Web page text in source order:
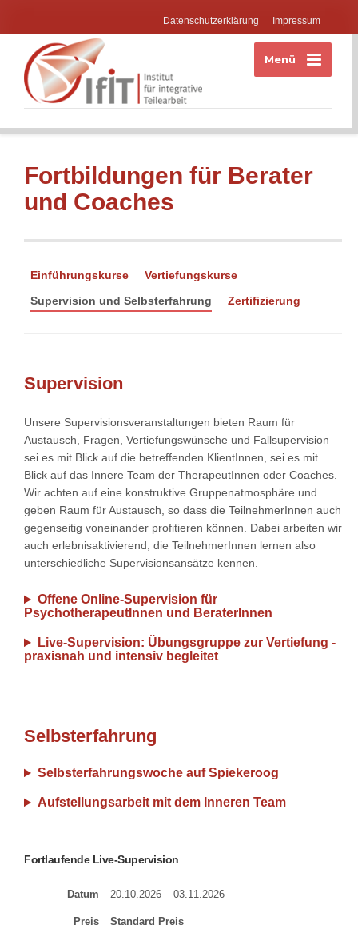
Datenschutzerklärung Impressum
Menü
Fortbildungen für Berater
und Coaches
Einführungskurse
Vertiefungskurse
Supervision und Selbsterfahrung
Zertifizierung
Supervision
Unsere Supervisionsveranstaltungen bieten Raum für
Austausch, Fragen, Vertiefungswünsche und Fallsupervision –
sei es mit Blick auf die betreffenden KlientInnen, sei es mit
Blick auf das Innere Team der TherapeutInnen oder Coaches.
Wir achten auf eine konstruktive Gruppenatmosphäre und
geben Raum für Austausch, so dass die TeilnehmerInnen auch
gegenseitig voneinander profitieren können. Dabei arbeiten wir
auch erlebnisaktivierend, die TeilnehmerInnen lernen also
unterschiedliche Supervisionsansätze kennen.
Offene Online-Supervision für
PsychotherapeutInnen und BeraterInnen
Live-Supervision: Übungsgruppe zur Vertiefung -
praxisnah und intensiv begleitet
Selbsterfahrung
Selbsterfahrungswoche auf Spiekeroog
Aufstellungsarbeit mit dem Inneren Team
Fortlaufende Live-Supervision
Datum 20.10.2026 – 03.11.2026
Preis
Standard Preis